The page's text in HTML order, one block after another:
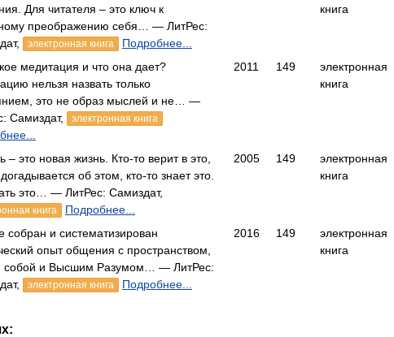
Для читателя – это ключ к
преображению себя… — ЛитРес:
электронная книга Подробнее...
книга
медитация и что она дает?
нельзя назвать только
это не образ мыслей и не… —
Самиздат,
электронная книга
2011 149
электронная
книга
– это новая жизнь. Кто-то верит в это,
догадывается об этом, кто-то знает это.
это… — ЛитРес: Самиздат,
книга Подробнее...
2005 149
электронная
книга
собран и систематизирован
опыт общения с пространством,
собой и Высшим Разумом… — ЛитРес:
электронная книга Подробнее...
2016 149
электронная
книга